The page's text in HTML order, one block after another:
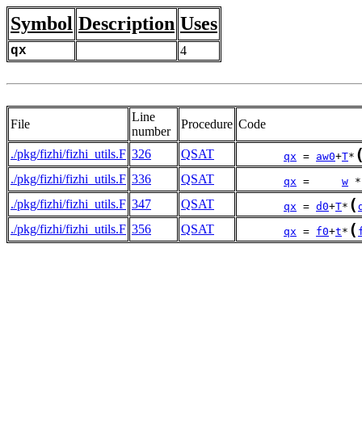
Symbol Description Uses
qx 4
File
Line
number
Procedure Code
./pkg/fizhi/fizhi_utils.F 326 QSAT qx = aw0+T*
./pkg/fizhi/fizhi_utils.F 336 QSAT qx = w *
./pkg/fizhi/fizhi_utils.F 347 QSAT qx = d0+T* (
./pkg/fizhi/fizhi_utils.F 356 QSAT qx = f0+t* (